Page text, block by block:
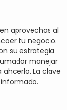
aprovechas al
tu negocio.
su estrategia
manejar
La clave